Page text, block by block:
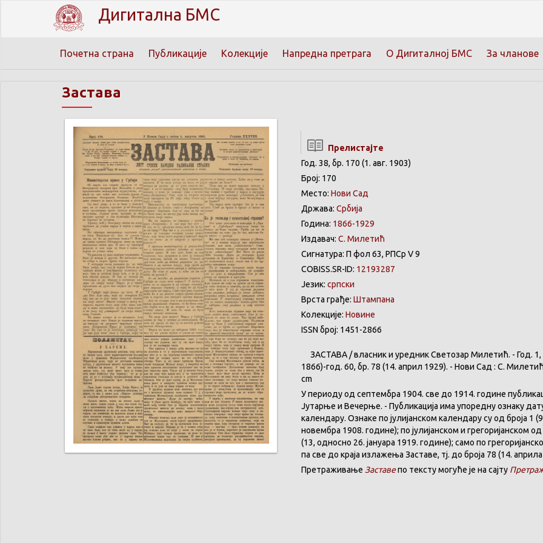
Дигитална БМС
Почетна страна Публикације Колекције Напредна претрага О Дигиталној БМС За чланове
Застава
Прелистајте
Год. 38, бр. 170 (1. авг. 1903)
Број: 170
Место: Нови Сад
Држава: Србија
Година: 1866-1929
Издавач: С. Милетић
Сигнатура: П фол 63, РПСр V 9
COBISS.SR-ID: 12193287
Језик: српски
Врста грађе: Штампана
Колекције: Новине
ISSN број: 1451-2866
ЗАСТАВА /власники уредникСветозар Милетић. - Год. 1,
1866)-год. 60, бр. 78 (14. април 1929). - Нови Сад : С.
cm
Упериодуод септембра 1904. све до 1914. године
Јутарње и Вечерње. - Публикација има упореднуознаку
календару. Ознаке по јулијанском календару су од броја 1
новембра 1908. године); по јулијанском и грегоријанском
(13, односно 26. јануара 1919. године); само по
па све до краја излажења Заставе, тј. до броја 78 (14.
Претраживање Заставепо тексту могуће је на сајту